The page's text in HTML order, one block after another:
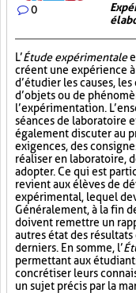
0
L’Étude expérimentale
créent une expérience
d’étudier les causes,
d’objets ou de
l’expérimentation.
séances de laboratoire
également discuter au
exigences, des
réaliser en laboratoire,
adopter. Ce qui est
revient aux élèves de
expérimental, lequel
Généralement, à la fin
doivent remettre un
autres état des résultats
derniers. En somme, l’
permettant aux
concrétiser leurs
un sujet précis par la